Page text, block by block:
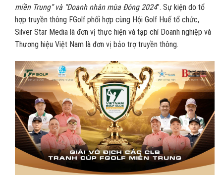
miền Trung” và “Doanh nhân mùa Đông 2024”. Sự kiện do tổ
hợp truyền thông FGolf phối hợp cùng Hội Golf Huế tổ chức,
Silver Star Media là đơn vị thực hiện và tạp chí Doanh nghiệp và
Thương hiệu Việt Nam là đơn vị bảo trợ truyền thông.